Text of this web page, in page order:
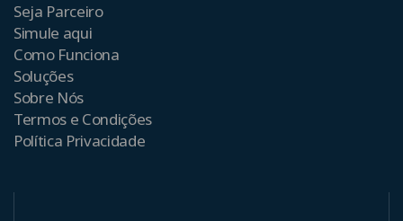
Seja Parceiro
Simule aqui
Como Funciona
Soluções
Sobre Nós
Termos e Condições
Política Privacidade